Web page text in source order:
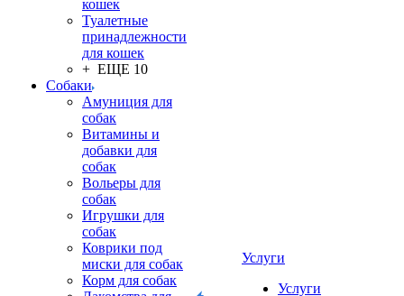
кошек
Туалетные
принадлежности
для кошек
+ ЕЩЕ 10
Собаки
Амуниция для
собак
Витамины и
добавки для
собак
Вольеры для
собак
Игрушки для
собак
Коврики под
миски для собак
Корм для собак
Услуги
Услуги